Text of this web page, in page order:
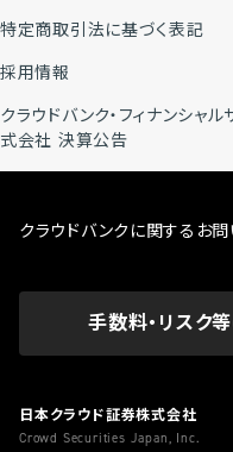
特定商取引法に基づく表記
採用情報
クラウドバンク・フィナンシャ
式会社 決算公告
クラウドバンクに関するお
手数料・リスク
日本クラウド証券株式会社
Crowd Securities Japan, Inc.